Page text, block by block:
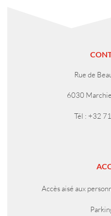
Rue de
6030
Tél : +32
Accès aisé aux